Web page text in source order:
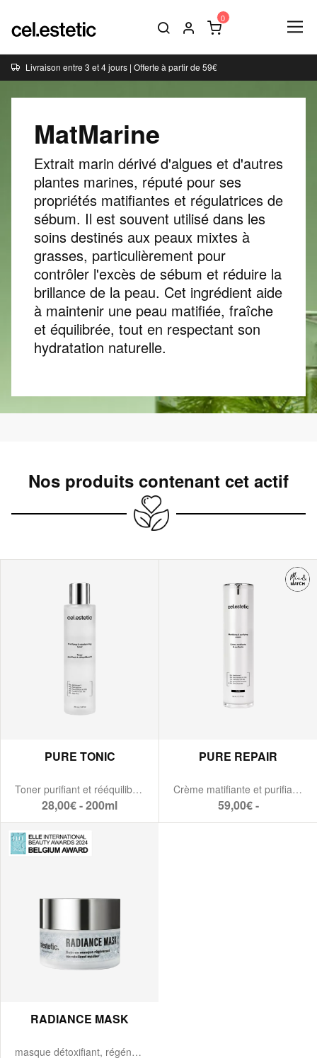
Livraison entre 3 et 4 jours | Offerte à partir de 59€
MatMarine
Extrait marin dérivé d'algues et d'autres
plantes marines, réputé pour ses
propriétés matifiantes et régulatrices de
sébum. Il est souvent utilisé dans les
soins destinés aux peaux mixtes à
grasses, particulièrement pour
contrôler l'excès de sébum et réduire la
brillance de la peau. Cet ingrédient aide
à maintenir une peau matifiée, fraîche
et équilibrée, tout en respectant son
hydratation naturelle.
Nos produits contenant cet actif
PURE TONIC
Toner purifiant et rééquilibrant
28,00€ - 200ml
PURE REPAIR
Crème matifiante et purifiante
59,00€ -
RADIANCE MASK
masque détoxifiant, régénérant & protecteur d'ADN.